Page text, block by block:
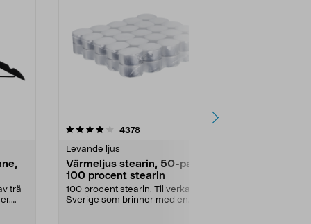
trä
4378recensioner
Levande ljus
Värmeljus stearin, 50-pack,
100 procent stearin
100 procent stearin. Tillverkade i
Sverige som brinner med en
4.5av 5 stjärnor